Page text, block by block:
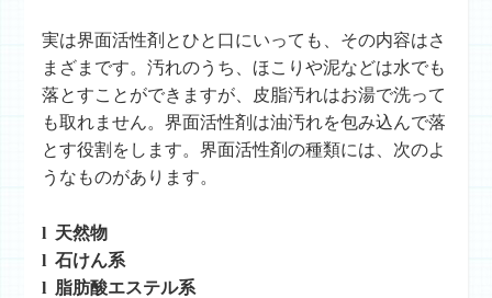
実は界面活性剤とひと口にいっても、その内容はさ
まざまです。汚れのうち、ほこりや泥などは水でも
落とすことができますが、皮脂汚れはお湯で洗って
も取れません。界面活性剤は油汚れを包み込んで落
とす役割をします。界面活性剤の種類には、次のよ
うなものがあります。
l 天然物
l 石けん系
l 脂肪酸エステル系